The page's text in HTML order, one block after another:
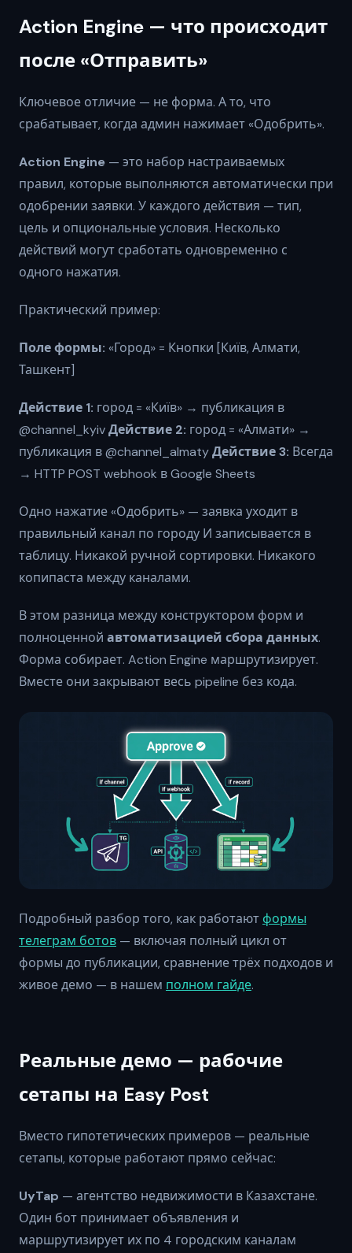
Action Engine — что происходит
после «Отправить»
Ключевое отличие — не форма. А то, что
срабатывает, когда админ нажимает «Одобрить».
Action Engine — это набор настраиваемых
правил, которые выполняются автоматически при
одобрении заявки. У каждого действия — тип,
цель и опциональные условия. Несколько
действий могут сработать одновременно с
одного нажатия.
Практический пример:
Поле формы: «Город» = Кнопки [Київ, Алмати,
Ташкент]
Действие 1: город = «Київ» → публикация в
@channel_kyivДействие 2: город = «Алмати» →
публикация в @channel_almatyДействие 3: Всегда
→ HTTP POST webhook в Google Sheets
Одно нажатие «Одобрить» — заявка уходит в
правильный канал по городу И записывается в
таблицу. Никакой ручной сортировки. Никакого
копипаста между каналами.
В этом разница между конструктором форм и
полноценной автоматизацией сбора данных.
Форма собирает. Action Engine маршрутизирует.
Вместе они закрывают весь pipeline без кода.
Подробный разбор того, как работают формы
телеграм ботов — включая полный цикл от
формы до публикации, сравнение трёх подходов и
живое демо — в нашем полном гайде.
Реальные демо — рабочие
сетапы на Easy Post
Вместо гипотетических примеров — реальные
сетапы, которые работают прямо сейчас:
UyTap — агентство недвижимости в Казахстане.
Один бот принимает объявления и
маршрутизирует их по 4 городским каналам